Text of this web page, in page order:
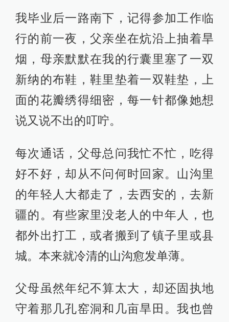
我毕业后一路南下，记得参加工作临
行的前一夜，父亲坐在炕沿上抽着旱
烟，母亲默默在我的行囊里塞了一双
新纳的布鞋，鞋里垫着一双鞋垫，上
面的花瓣绣得细密，每一针都像她想
说又说不出的叮咛。
每次通话，父母总问我忙不忙，吃得
好不好，却从不问何时回家。山沟里
的年轻人大都走了，去西安的，去新
疆的。有些家里没老人的中年人，也
都外出打工，或者搬到了镇子里或县
城。本来就冷清的山沟愈发单薄。
父母虽然年纪不算太大，却还固执地
守着那几孔窑洞和几亩旱田。我也曾